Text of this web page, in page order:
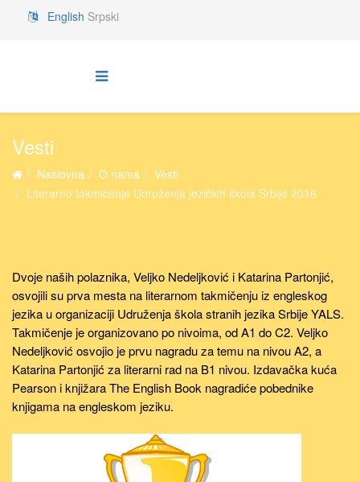
English Srpski
Vesti
Naslovna O nama
Vesti
Literarno takmičenje Udruženja jezičkih škola Srbije 2016
Dvoje naših polaznika, Veljko Nedeljković i Katarina Partonjić,
osvojili su prva mesta na literarnom takmičenju iz engleskog
jezika u organizaciji Udruženja škola stranih jezika Srbije YALS.
Takmičenje je organizovano po nivoima, od A1 do C2. Veljko
Nedeljković osvojio je prvu nagradu za temu na nivou A2, a
Katarina Partonjić za literarni rad na B1 nivou. Izdavačka kuća
Pearson i knjižara The English Book nagradiće pobednike
knjigama na engleskom jeziku.